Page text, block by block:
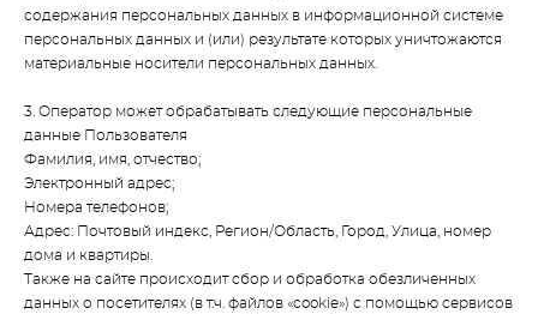
содержания персональных данных в информационной системе
персональных данных и (или) результате которых уничтожаются
материальные носители персональных данных.
3. Оператор может обрабатывать следующие персональные
данные Пользователя
Фамилия, имя, отчество;
Электронный адрес;
Номера телефонов;
Адрес: Почтовый индекс, Регион/Область, Город, Улица, номер
дома и квартиры.
Также на сайте происходит сбор и обработка обезличенных
данных о посетителях (в т.ч. файлов «cookie») с помощью сервисов